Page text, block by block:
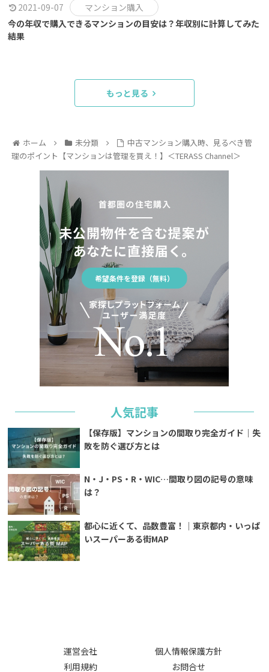
2021-09-07
マンション購入
今の年収で購入できるマンションの目安は？年収別に計算してみた
結果
もっと見る
ホーム 未分類
中古マンション購入時、見るべき管
理のポイント【マンションは管理を買え！】＜TERASS Channel＞
希望条件を登録（無料）
人気記事
【保存版】マンションの間取り完全ガイド｜失
敗を防ぐ選び方とは
N・J・PS・R・WIC…間取り図の記号の意味
は？
都心に近くて、品数豊富！｜東京都内・いっぱ
いスーパーある街MAP
運営会社
個人情報保護方針
利用規約
お問合せ